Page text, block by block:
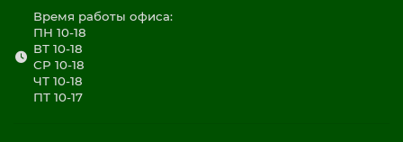
Время работы офиса:
ПН 10-18
ВТ 10-18
СР 10-18
ЧТ 10-18
ПТ 10-17